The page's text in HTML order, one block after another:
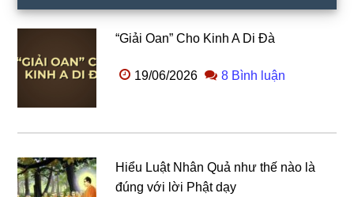
“Giải Oan” Cho Kinh A Di Đà
19/06/2026 8 Bình luận
Hiểu Luật Nhân Quả như thế nào là
đúng với lời Phật dạy